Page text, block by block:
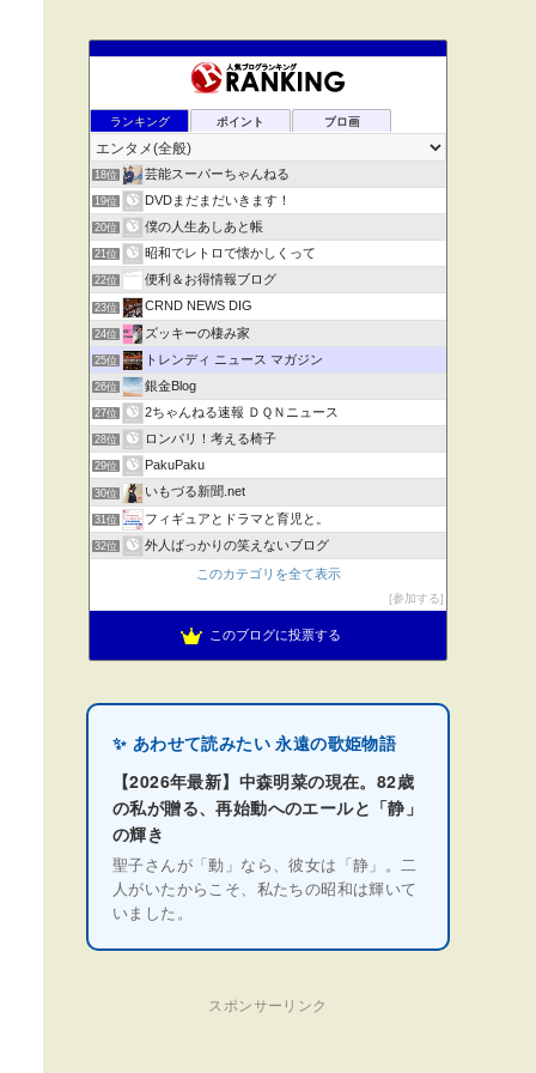
ランキング ポイント ブロ画
18位 芸能スーパーちゃんねる
19位 DVDまだまだいきます！
20位 僕の人生あしあと帳
21位 昭和でレトロで懐かしくって
22位 便利＆お得情報ブログ
23位 CRND NEWS DIG
24位 ズッキーの棲み家
25位 トレンディ ニュース マガジン
26位 銀金Blog
27位 2ちゃんねる速報 ＤＱＮニュース
28位 ロンパリ！考える椅子
29位 PakuPaku
30位 いもづる新聞.net
31位 フィギュアとドラマと育児と。
32位 外人ばっかりの笑えないブログ
このカテゴリを全て表示
参加する
このブログに投票する
✨ あわせて読みたい 永遠の歌姫物語
【2026年最新】中森明菜の現在。82歳
の私が贈る、再始動へのエールと「静」
の輝き
聖子さんが「動」なら、彼女は「静」。二
人がいたからこそ、私たちの昭和は輝いて
いました。
スポンサーリンク